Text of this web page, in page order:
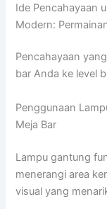
Ide Pencahayaan
Modern:
Pencahayaan
bar Anda ke level
Penggunaan
Meja Bar
Lampu gantung
menerangi area
visual yang